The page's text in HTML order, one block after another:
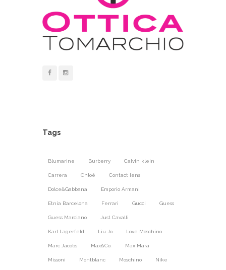
Tags
Blumarine Burberry Calvin klein
Carrera Chloé Contact lens
Dolce&Gabbana Emporio Armani
Etnia Barcelona Ferrari Gucci Guess
Guess Marciano Just Cavalli
Karl Lagerfeld Liu Jo Love Moschino
Marc Jacobs Max&Co. Max Mara
Missoni Montblanc Moschino Nike